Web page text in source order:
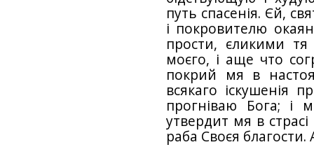
путь спасенія. Єй,
і покровителю
прости, єликими
моєго, і аще что
покрий мя в
всякаго іскушенія
прогніваю Бога; і
утвердит мя в
раба Своєя благости.